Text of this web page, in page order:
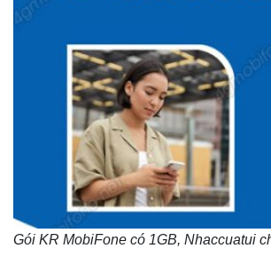
Gói KR MobiFone có 1GB, Nhaccuatui